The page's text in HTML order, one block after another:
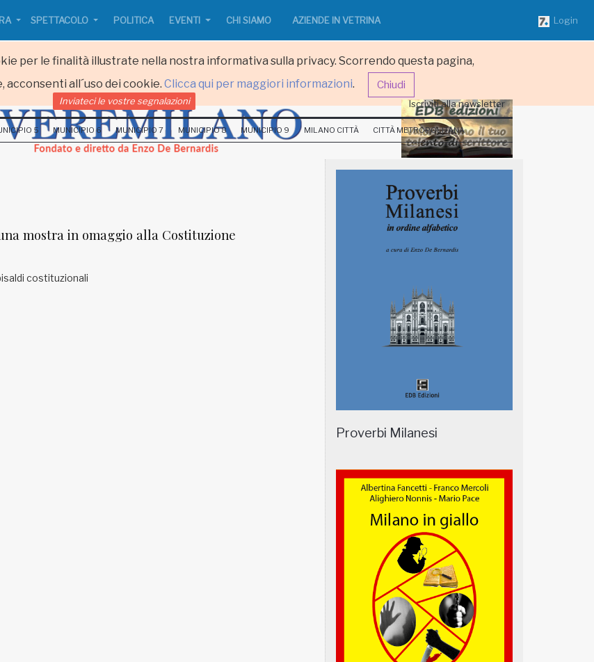
per le finalità illustrate nella nostra informativa sulla privacy. Scorrendo questa pagina,
acconsenti all´uso dei cookie. Clicca qui per maggiori informazioni. Chiudi
SPETTACOLO POLITICA EVENTI CHI SIAMO AZIENDE IN VETRINA Login
Inviateci le vostre segnalazioni Iscriviti alla newsletter
5 MUNICIPIO 6 MUNICIPIO 7 MUNICIPIO 8 MUNICIPIO 9 MILANO CITTÀ CITTÀ METROPOLITANA
mostra in omaggio alla Costituzione
costituzionali
Proverbi Milanesi